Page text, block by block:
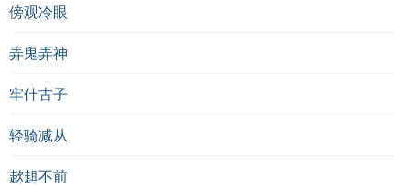
傍观冷眼
弄鬼弄神
牢什古子
轻骑减从
趑趄不前